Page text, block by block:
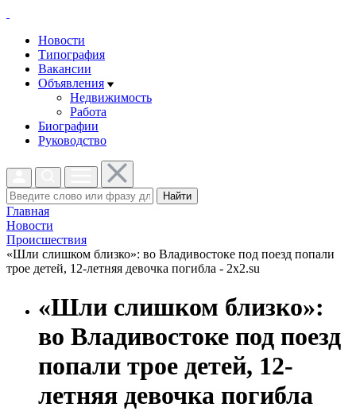
Новости
Типография
Вакансии
Объявления
Недвижимость
Работа
Биографии
Руководство
Найти
Главная
Новости
Проиcшествия
«Шли слишком близко»: во Владивостоке под поезд попали
трое детей, 12-летняя девочка погибла - 2x2.su
«Шли слишком близко»:
во Владивостоке под поезд
попали трое детей, 12-
летняя девочка погибла